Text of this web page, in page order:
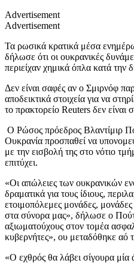
Advertisement
Advertisement
Τα ρωσικά κρατικά μέσα
δήλωσε ότι οι ουκρανικές
περιείχαν χημικά όπλα κατά την
Δεν είναι σαφές αν ο Σμιρνόφ
αποδεικτικά στοιχεία για να
το πρακτορείο Reuters δεν είναι
Ο Ρώσος πρόεδρος Βλαντίμιρ
Ουκρανία προσπαθεί να
με την εισβολή της στο νότιο
επιτύχει.
«Οι απώλειες των ουκρανικών
δραματικά για τους ίδιους,
ετοιμοπόλεμες μονάδες, μονάδες
στα σύνορα μας», δήλωσε ο
αξιωματούχους στον τομέα
κυβερνήτες», ου μεταδόθηκε αό
«Ο εχθρός θα λάβει σίγουρα μία